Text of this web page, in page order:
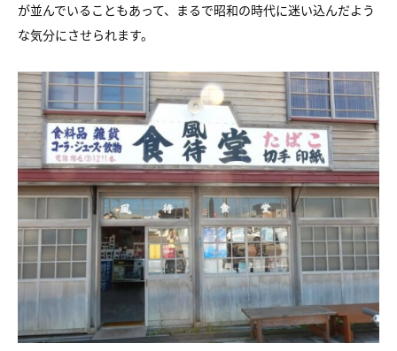
が並んでいることもあって、まるで昭和の時代に迷い込んだよう
な気分にさせられます。